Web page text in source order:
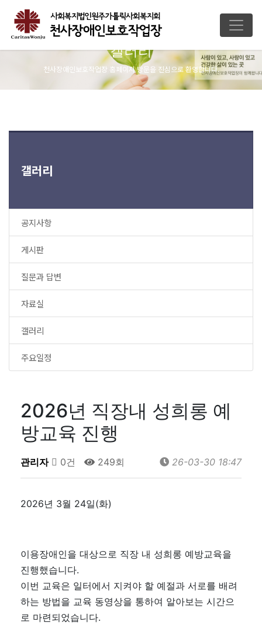
갤러리
천사장애인보호작업장 홈페이지 방문을 진심으로 환영합니다.
갤러리
공지사항
게시판
질문과 답변
자료실
갤러리
주요일정
2026년 직장내 성희롱 예
방교육 진행
관리자 0건 249회 26-03-30 18:47
2026년 3월 24일(화)
이용장애인을 대상으로 직장 내 성희롱 예방교육을
진행했습니다.
이번 교육은 일터에서 지켜야 할 예절과 서로를 배려
하는 방법을 교육 동영상을 통하여 알아보는 시간으
로 마련되었습니다.